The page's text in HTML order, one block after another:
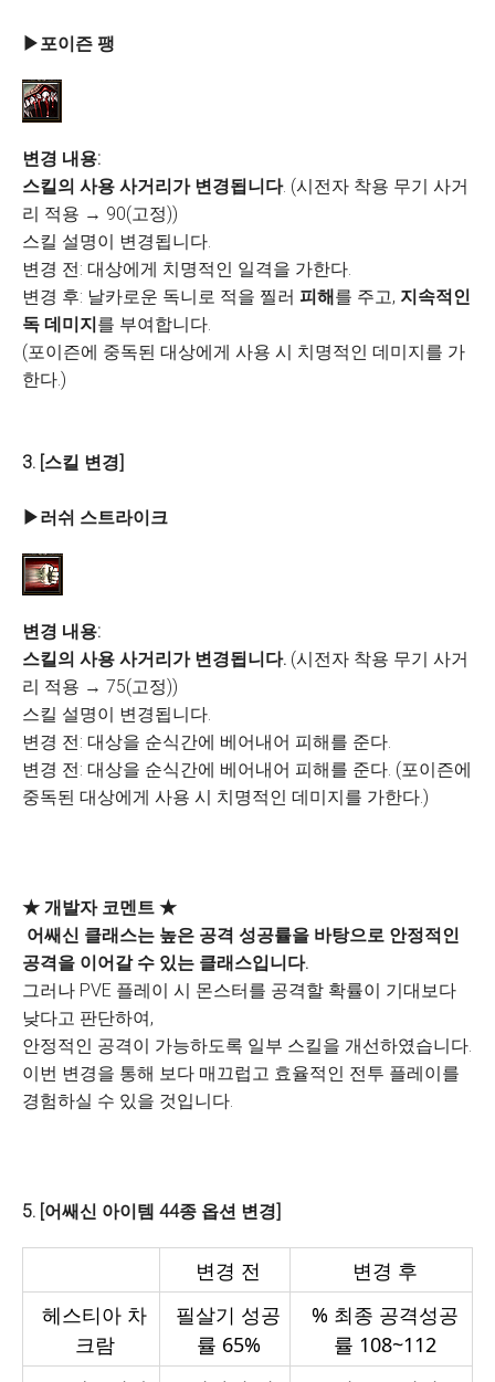
▶포이즌 팽
변경 내용:
스킬의 사용 사거리가 변경됩니다. (시전자 착용 무기 사거
리 적용 → 90(고정))
스킬 설명이 변경됩니다.
변경 전: 대상에게 치명적인 일격을 가한다.
변경 후: 날카로운 독니로 적을 찔러 피해를 주고, 지속적인
독 데미지를 부여합니다.
(포이즌에 중독된 대상에게 사용 시 치명적인 데미지를 가
한다.)
3. [스킬 변경]
▶러쉬 스트라이크
변경 내용:
스킬의 사용 사거리가 변경됩니다. (시전자 착용 무기 사거
리 적용 → 75(고정))
스킬 설명이 변경됩니다.
변경 전: 대상을 순식간에 베어내어 피해를 준다.
변경 전: 대상을 순식간에 베어내어 피해를 준다. (포이즌에
중독된 대상에게 사용 시 치명적인 데미지를 가한다.)
★ 개발자 코멘트 ★
어쌔신 클래스는 높은 공격 성공률을 바탕으로 안정적인
공격을 이어갈 수 있는 클래스입니다.
그러나 PVE 플레이 시 몬스터를 공격할 확률이 기대보다
낮다고 판단하여,
안정적인 공격이 가능하도록 일부 스킬을 개선하였습니다.
이번 변경을 통해 보다 매끄럽고 효율적인 전투 플레이를
경험하실 수 있을 것입니다.
5. [어쌔신 아이템 44종 옵션 변경]
변경 전
변경 후
헤스티아 차
크람
필살기 성공
률 65%
% 최종 공격성공
률 108~112